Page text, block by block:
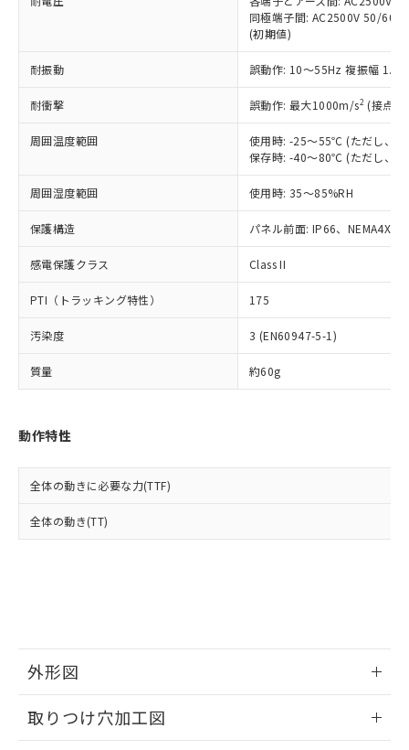
同極端子間: AC2500V 50/
(初期値)
耐振動 誤動作: 10～55Hz 複振幅
耐衝撃 誤動作: 最大1000m/s2 (接点
周囲温度範囲
使用時: -25～55℃ (ただし、氷
保存時: -40～80℃ (ただし、氷
周囲湿度範囲 使用時: 35～85%RH
保護構造 パネル前面: IP66、NEMA4X,
感電保護クラス Class II
PTI（トラッキング特性） 175
汚染度 3 (EN60947-5-1)
質量 約60g
動作特性
全体の動きに必要な力(TTF)
全体の動き(TT)
外形図
取りつけ穴加工図
在庫状況および標準価格照会結果は、
記載している更新日時点での社内デー
タに基づき作成されるものであり、閲
覧された時点での実際の在庫および標
準価格とは異なる場合があることをご
正式な納期状況および標準価格はお客
様のお取引先、またはお客様担当のオ
ムロン制御機器販売店・当社販売員に
オムロン制御機器販売店や当社販売拠
販売ネットワーク
」をご確認
在庫状況および標準価格結果を当社の
事前の承諾なく第三者に漏洩または開
示しないようお願いします。
マイパーツ機能（部品リスト作成サー
ビス）をご利用いただくには、I-Web
メンバーズにご登録されている必要が
引・商談に必要な範囲で利用すること
をご了承ください。
※当社の共同利用者とは、
の共同利用に関して"
の「1.共同利
むを得ず変更することがあります。
六価クロム(Cr(Ⅵ)) 1000ppm以下、ポリ臭化ビフェニル
類(PBB) 1000ppm以下、ポリ臭化ジフェニルエーテル類
(PBDE) 1000ppm以下、フタル酸ビス(2-エチルヘキシ
ル) (DEHP)(別名：DOP) 1000ppm以下、フタル酸ブチ
ルベンジル（BBP） 1000ppm以下、フタル酸ジブチル
（DBP） 1000ppm以下、フタル酸ジイソブチル
適用除外項目は除く。
フタル酸エステル類の４物質については閾値を超える意
図的な使用がないことを確認しています。
部品在庫の切り替え状況などにより、予定
月が前後することがあります。
とができます。
51物質の非含有証明書（当社基準）
欄に対応日を記載しておりました。
既に当社にて対応品への在庫切替を完了
していることから、特段のことがない限
り、2022年1月12日より割愛しておりま
す。
「－」：未確認です。当社販売部門へお問
*中国RoHS10物質の基準値 (GB/T26572)：
Pb(鉛) :1000ppm、 Hg(水銀) : 1000ppm、 Cd(カドミウ
Cr(Ⅵ)(六価クロム) : 1000ppm、 PBBs(ポリ臭化ビフェ
DBP(フタル酸ジブチル) : 1000ppm、 DIBP(フタル酸ジ
イソブチル) : 1000ppm、 BBP(フタル酸ブチルベンジ
DEHP(フタル酸ビス(2-エチルヘキシル)) : 1000ppm
※2 環境保護使用期限
「ｅ」：有害物質（10物質）のすべてが基
準値以下であることを示します。
「10」：通常の使用状況下において有害物
質が外部に漏えいし、環境に深刻な影響を
及ぼさない年数を意味します。
「－」：未確認です。当社販売部門へお問
い合わせください。
為替および外国貿易法に定める商品
（以下｢規制貨物等」という）を輸出
または国外への提供する場合は、日本
国政府の輸出許可(または役務取引許
可)を取得するなどの必要な手続きを
当社は規制貨物を破棄する場合は、完
全に破砕するなど、違法に輸出されな
いよう必要な手段を講じます。
当社は貴社製品を、核兵器、ミサイ
ル、化学兵器、生物兵器またはその他
武器並びにこれらの製造装置等に一切
当社は、貴社製品を第三者に販売する
場合は、上記1、2および3の内容を当
該第三者に通知します。また当社は、
販売先および販売に係わる関係者が違
法に輸出するおそれがある場合は、取
り引きをいたしません。
一定数以上の在庫あり
一定数には満たないが在庫あり
在庫なし(最新の在庫状況につ
いては、お客様のお取引先、ま
たはお客様担当のオムロン制御
機器販売店・当社販売員にご確
受注生産機種、また在庫状況の
情報を公開していない機種